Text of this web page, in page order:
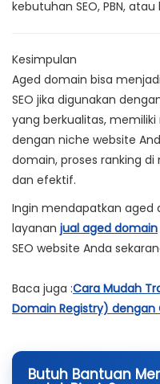
kebutuhan SEO, PBN,
Kesimpulan
Aged domain bisa
SEO jika digunakan
yang berkualitas,
dengan niche website
domain, proses ranking
dan efektif.
Ingin mendapatkan aged
layanan jual aged domain
SEO website Anda
Baca juga :Cara Mudah
Domain Registry)
Butuh Bantuan